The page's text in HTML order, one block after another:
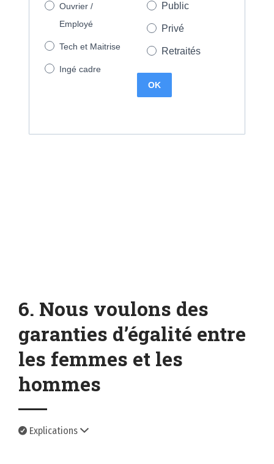
Ouvrier /
Employé
Tech et Maitrise
Ingé cadre
Public
Privé
Retraités
OK
6. Nous voulons des
garanties d’égalité entre
les femmes et les
hommes
Explications